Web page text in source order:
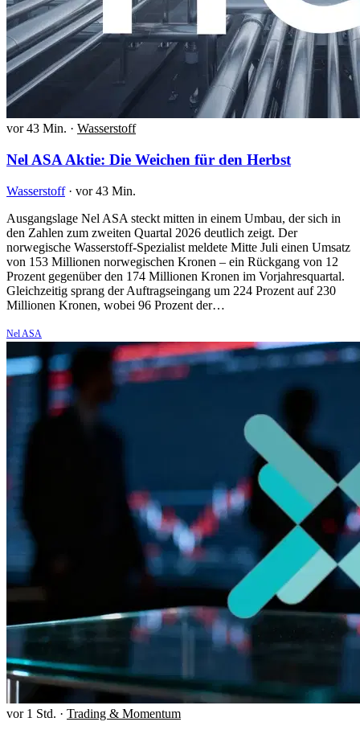
vor 43 Min. · Wasserstoff
Nel ASA Aktie: Die Weichen für den Herbst
Wasserstoff · vor 43 Min.
Ausgangslage Nel ASA steckt mitten in einem Umbau, der sich in
den Zahlen zum zweiten Quartal 2026 deutlich zeigt. Der
norwegische Wasserstoff-Spezialist meldete Mitte Juli einen Umsatz
von 153 Millionen norwegischen Kronen – ein Rückgang von 12
Prozent gegenüber den 174 Millionen Kronen im Vorjahresquartal.
Gleichzeitig sprang der Auftragseingang um 224 Prozent auf 230
Millionen Kronen, wobei 96 Prozent der…
Nel ASA
vor 1 Std. · Trading & Momentum